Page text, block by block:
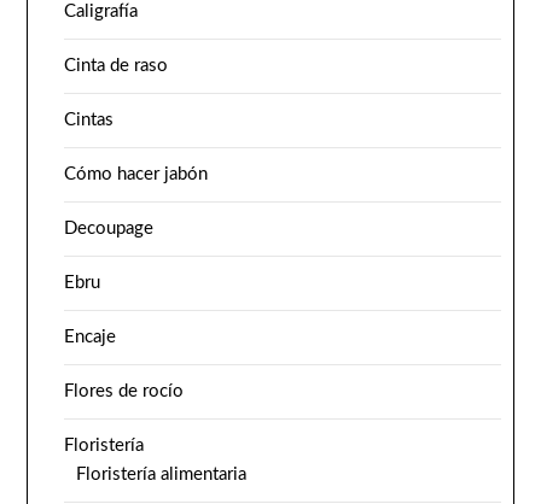
Caligrafía
Cinta de raso
Cintas
Cómo hacer jabón
Decoupage
Ebru
Encaje
Flores de rocío
Floristería
Floristería alimentaria